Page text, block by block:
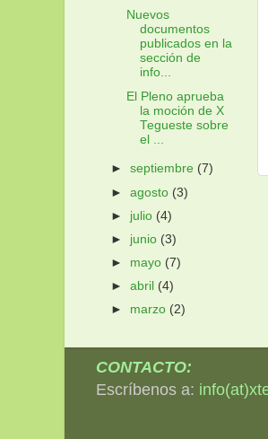
Nuevos
documentos
publicados en la
sección de
info...
El Pleno aprueba
la moción de X
Tegueste sobre
el ...
►septiembre (7)
►agosto (3)
► julio (4)
► junio (3)
► mayo (7)
►abril (4)
► marzo (2)
CONTACTO:
Escríbenos a: